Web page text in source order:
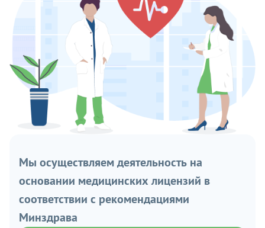
Мы осуществляем деятельность на
основании медицинских лицензий в
соответствии с рекомендациями
Минздрава